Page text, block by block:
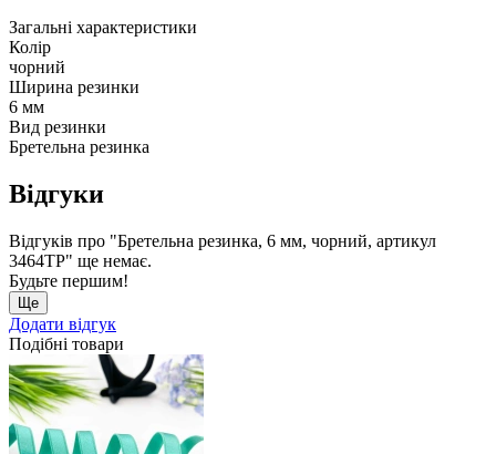
Загальні характеристики
Колір
чорний
Ширина резинки
6 мм
Вид резинки
Бретельна резинка
Відгуки
Відгуків про "Бретельна резинка, 6 мм, чорний, артикул
3464ТР" ще немає.
Будьте першим!
Ще
Додати відгук
Подібні товари